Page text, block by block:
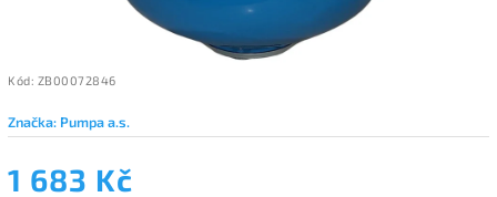
Kód: ZB00072846
Značka: Pumpa a.s.
1 683 Kč